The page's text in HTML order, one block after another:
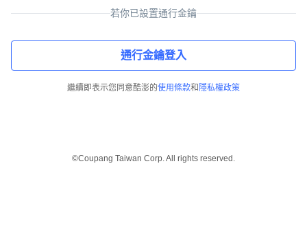
若你已設置通行金鑰
通行金鑰登入
繼續即表示您同意酷澎的使用條款和 隱私權政策
©Coupang Taiwan Corp. All rights reserved.